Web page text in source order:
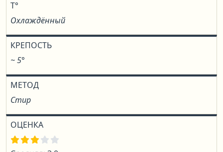
T°
Охлаждённый
КРЕПОСТЬ
~ 5°
МЕТОД
Стир
ОЦЕНКА